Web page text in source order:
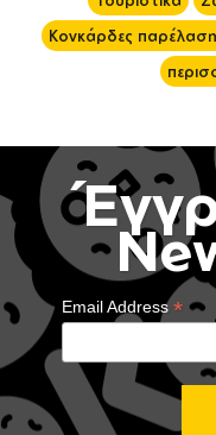
Κονκάρδες
Email Address*